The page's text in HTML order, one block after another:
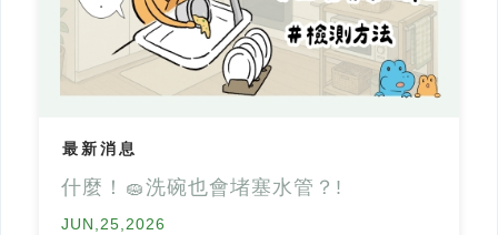
日本KFK自動祛水閥
問與答
排水通氣問題
工程實績
南部【洸郁實業】
最新消息
什麼！🧽洗碗也會堵塞水管？!
JUN,25,2026